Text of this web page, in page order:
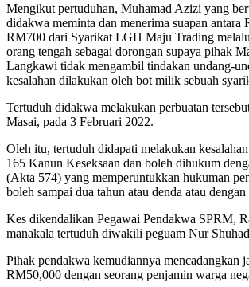
Mengikut pertuduhan, Muhamad Azizi yang
didakwa meminta dan menerima suapan antara
RM700 dari Syarikat LGH Maju Trading
orang tengah sebagai dorongan supaya pihak
Langkawi tidak mengambil tindakan undang-
kesalahan dilakukan oleh bot milik sebuah
Tertuduh didakwa melakukan perbuatan
Masai, pada 3 Februari 2022.
Oleh itu, tertuduh didapati melakukan
165 Kanun Keseksaan dan boleh dihukum
(Akta 574) yang memperuntukkan hukuman
boleh sampai dua tahun atau denda atau
Kes dikendalikan Pegawai Pendakwa SPRM,
manakala tertuduh diwakili peguam Nur
Pihak pendakwa kemudiannya mencadangkan
RM50,000 dengan seorang penjamin warga